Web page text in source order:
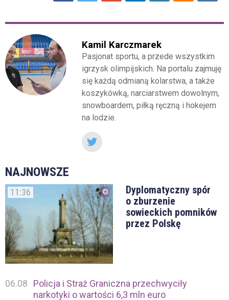
Kamil Karczmarek
Pasjonat sportu, a przede wszystkim
igrzysk olimpijskich. Na portalu zajmuję
się każdą odmianą kolarstwa, a także
koszykówką, narciarstwem dowolnym,
snowboardem, piłką ręczną i hokejem
na lodzie.
NAJNOWSZE
11:36
Dyplomatyczny spór
o zburzenie
sowieckich pomników
przez Polskę
06.08
Policja i Straż Graniczna przechwyciły
narkotyki o wartości 6,3 mln euro